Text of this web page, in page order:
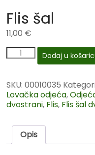
Flis šal
11,00 €
Dodaj u
SKU:00010035
Lovačka odjeća,
dvostrani, Flis, Flis šal
Opis